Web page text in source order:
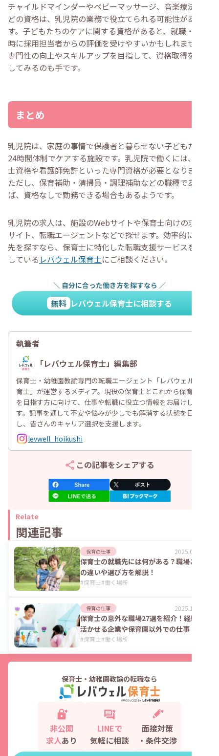
チャイルドマインダーやベビーマッサージ、音楽療法士な
どの資格は、乳児院の業務で役立てられる可能性がありま
す。子どもたちのケアに関する資格があると、就職・転職
時に採用担当者からの評価を受けやすいかもしれません。
専門性の向上やスキルアップを目指して、資格取得を検討
してみるのも手です。
まとめ
乳児院は、家庭の事情で保護者と暮らせない子どもたちを
24時間体制でケアする施設です。乳児院で働くには、保育
士資格や看護師免許といった専門資格が必要となります。
ただし、保育補助・清掃員・調理補助などの職種であれ
ば、資格なしで勤務できる場合もあるようです。
乳児院の求人は、施設のWebサイトや保育士向けの求人
サイト、転職エージェントなどで探せます。効率的に転職
先を探すなら、保育士に特化した転職支援サービスを提供
している レバウェル保育士にご相談ください。
＼ 自分に合った働き方を探すなら ／
無料 レバウェル保育士に相談する
執筆者
「レバウェル保育士」編集部
保育士・幼稚園教諭専門の転職エージェント「レバウェル保
育士」が運営するメディア。現役の保育士とこれから保育士
を目指す方に向けて、仕事や転職に役立つ情報をお届けしま
す。記事を通して不安や悩みが少しでも解消する状態を目指
し、皆さんのキャリア選択を支援します。
levwell_hoikushi
この記事をシェアする
Relate
関連記事
保育の仕事 2025.06.02
保育士の就職先には何がある？職場ごと
の違いや選び方を解説！
#保育士#働く場所
保育の仕事 2025.12.22
保育士の意外な職場27選を紹介！経験が
活かせる企業や保育園以外での仕事
#保育士#働く場所
保育士・幼稚園教諭の転職なら
非公開
求人あり
LINEで
気軽に相談
面接対策
・条件交渉